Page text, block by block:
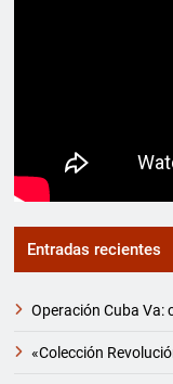
Entradas recientes
Operación Cuba Va:
«Colección